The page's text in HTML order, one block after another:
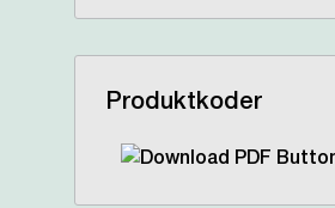
Produktkoder